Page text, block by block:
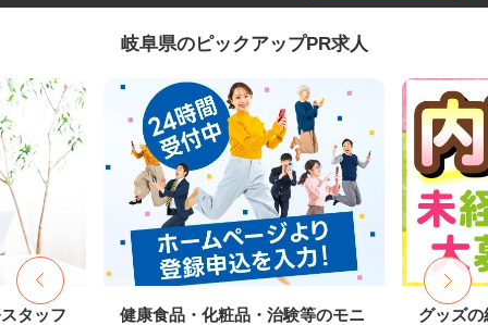
岐阜県のピックアップPR求人
タッフ
健康食品・化粧品・治験等のモニ
グッズ